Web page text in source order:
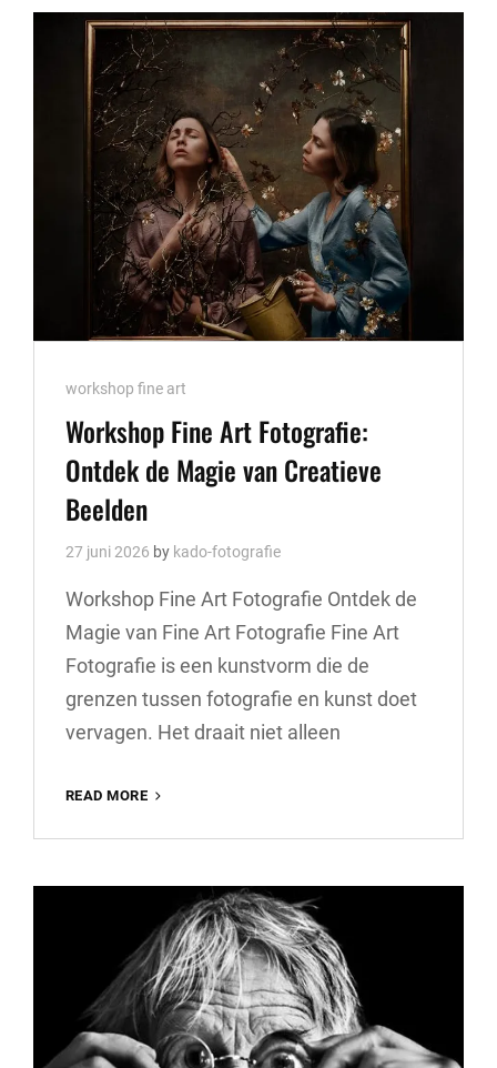
Cat
Links
workshop fine art
Workshop Fine Art Fotografie:
Ontdek de Magie van Creatieve
Beelden
27 juni 2026 by kado-fotografie
Workshop Fine Art Fotografie Ontdek de
Magie van Fine Art Fotografie Fine Art
Fotografie is een kunstvorm die de
grenzen tussen fotografie en kunst doet
vervagen. Het draait niet alleen
READ MORE
ART
ONTDEK
DE
MAGIE
VAN
CREATIEVE
BEELDEN